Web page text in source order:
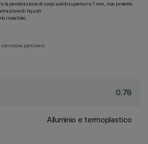
la penetrazione di corpi solidi superiori a 1 mm, non protetto
di liquidi.
installato
pertinenti.
0.78
Alluminio e termoplastico